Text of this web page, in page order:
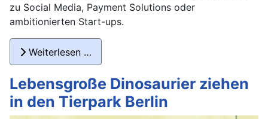
zu Social Media, Payment Solutions oder
ambitionierten Start-ups.
Weiterlesen …
Lebensgroße Dinosaurier ziehen
in den Tierpark Berlin